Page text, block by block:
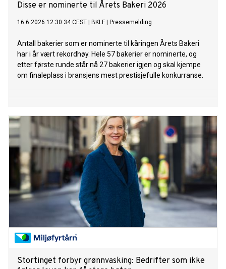
Disse er nominerte til Årets Bakeri 2026
16.6.2026 12:30:34 CEST BKLF| Pressemelding
Antall bakerier som er nominerte til kåringen Årets Bakeri
har i år vært rekordhøy. Hele 57 bakerier er nominerte, og
etter første runde står nå 27 bakerier igjen og skal kjempe
om finaleplass i bransjens mest prestisjefulle konkurranse.
Stortinget forbyr grønnvasking: Bedrifter som ikke